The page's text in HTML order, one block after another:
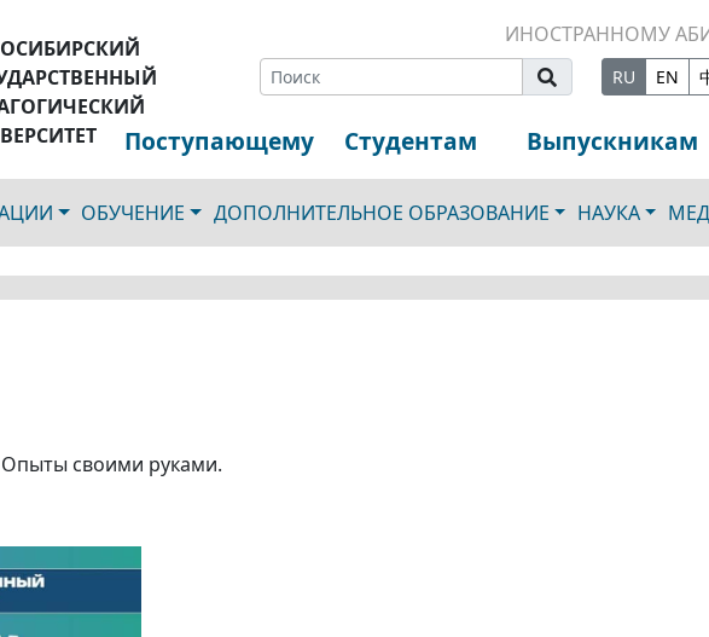
ИНОСТРАННОМУ
RU EN
Поступающему Студентам Выпускникам
ОБУЧЕНИЕ ДОПОЛНИТЕЛЬНОЕ ОБРАЗОВАНИЕ НАУКА
своими руками.